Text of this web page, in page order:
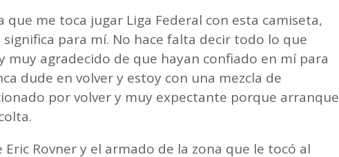
que me toca jugar Liga Federal con esta camiseta,
para mí. No hace falta decir todo lo que
muy agradecido de que hayan confiado en mí para
dude en volver y estoy con una mezcla de
por volver y muy expectante porque arranque
Rovner y el armado de la zona que le tocó al